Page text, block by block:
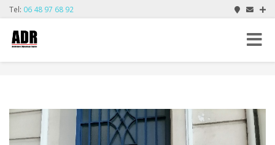
Tel: 06 48 97 68 92
Toggle